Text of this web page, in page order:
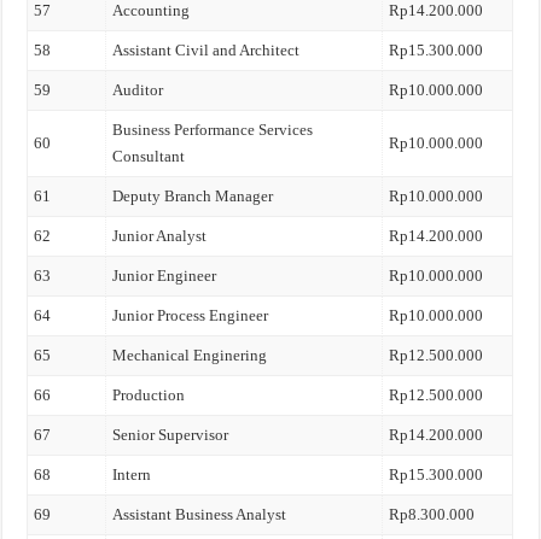
57 Accounting Rp14.200.000
58 Assistant Civil and Architect Rp15.300.000
59 Auditor Rp10.000.000
60
Business Performance Services
Consultant
Rp10.000.000
61 Deputy Branch Manager Rp10.000.000
62 Junior Analyst Rp14.200.000
63 Junior Engineer Rp10.000.000
64 Junior Process Engineer Rp10.000.000
65 Mechanical Enginering Rp12.500.000
66 Production Rp12.500.000
67 Senior Supervisor Rp14.200.000
68 Intern Rp15.300.000
69 Assistant Business Analyst Rp8.300.000